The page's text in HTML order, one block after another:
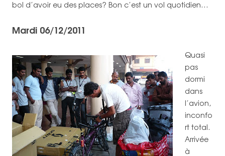
bol d’avoir eu des places? Bon c’est un vol quotidien…
Mardi 06/12/2011
Quasi
pas
dormi
dans
l’avion,
inconfo
rt total.
Arrivée
à